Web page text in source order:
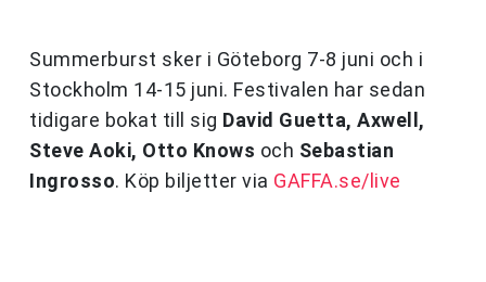
Summerburst sker i Göteborg 7-8 juni och i
Stockholm 14-15 juni. Festivalen har sedan
tidigare bokat till sig David Guetta, Axwell,
Steve Aoki, Otto Knows och Sebastian
Ingrosso. Köp biljetter via GAFFA.se/live